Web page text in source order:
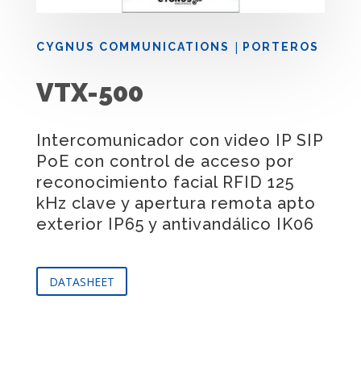
CYGNUS COMMUNICATIONS | PORTEROS
VTX-500
Intercomunicador con video IP SIP
PoE con control de acceso por
reconocimiento facial RFID 125
kHz clave y apertura remota apto
exterior IP65 y antivandálico IK06
DATASHEET